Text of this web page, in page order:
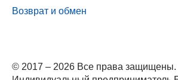
Возврат и обмен
© 2017 – 2026 Все права защищены.